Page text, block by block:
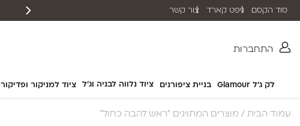
התחברות
לק ג'ל Glamour בניית ציפורנים ציוד נלווה לבניה וג'ל ציוד למניקור ופדיקור
שליח עד הבית תוך 2-5 ימי עסקים סוד הקסם גיפט קארד צור קשר
עמוד הבית / מוצרים המתויגים “ראש להבה כחול”